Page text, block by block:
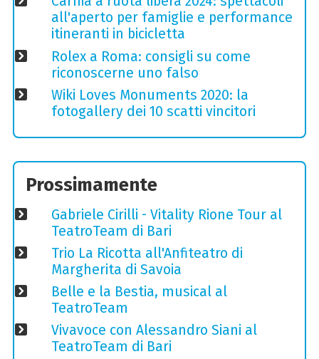
all'aperto per famiglie e performance
itineranti in bicicletta
Rolex a Roma: consigli su come
riconoscerne uno falso
Wiki Loves Monuments 2020: la
fotogallery dei 10 scatti vincitori
Prossimamente
Gabriele Cirilli - Vitality Rione Tour al
TeatroTeam di Bari
Trio La Ricotta all'Anfiteatro di
Margherita di Savoia
Belle e la Bestia, musical al
TeatroTeam
Vivavoce con Alessandro Siani al
TeatroTeam di Bari